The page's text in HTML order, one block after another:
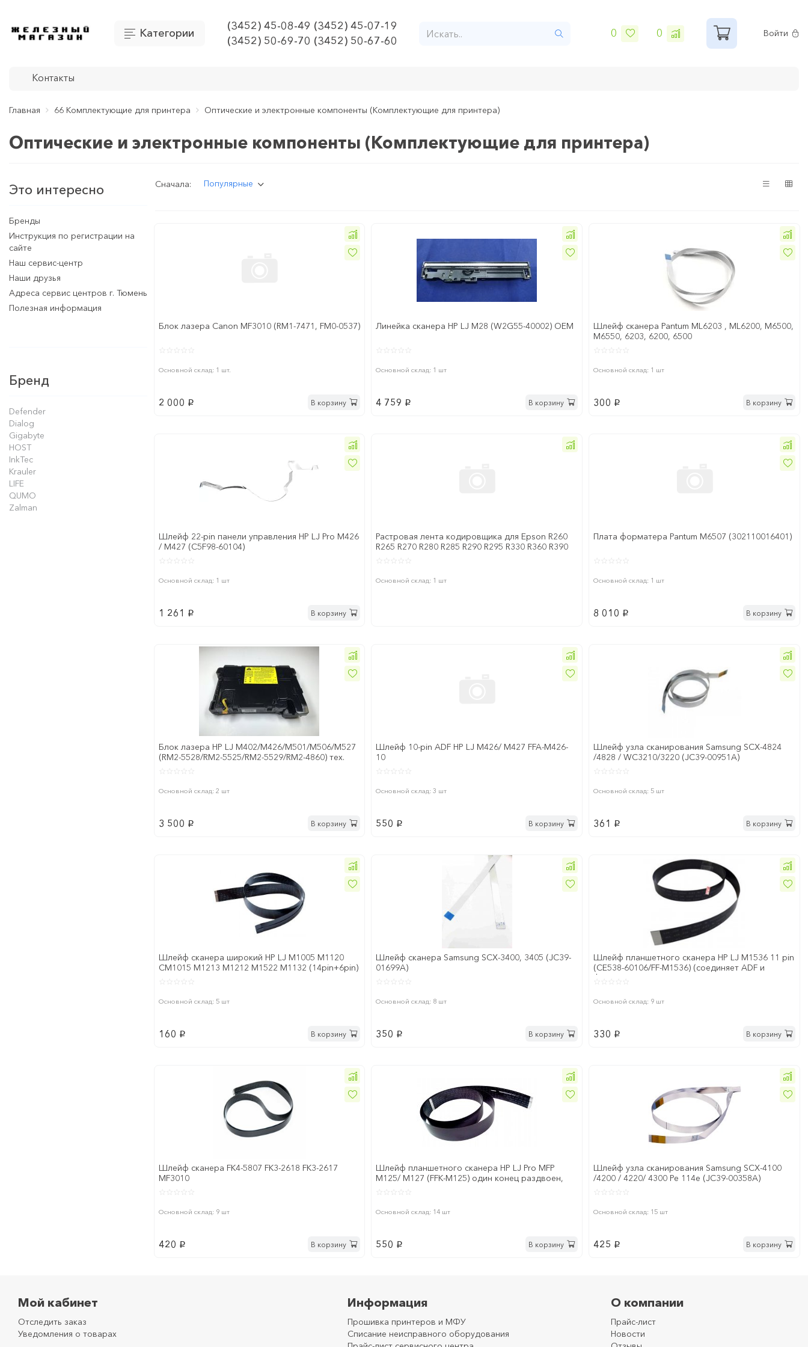
Категории
(3452) 45-08-49 (3452) 45-07-19
(3452) 50-69-70 (3452) 50-67-60
0 0 Войти
Контакты
Главная 66 Комплектующие для принтера Оптические и электронные компоненты (Комплектующие для принтера)
Оптические и электронные компоненты (Комплектующие для принтера)
Это интересно
Бренды
Инструкция по регистрации на
сайте
Наш сервис-центр
Наши друзья
Адреса сервис центров г. Тюмень
Полезная информация
Бренд
Defender
Dialog
Gigabyte
HOST
InkTec
Krauler
LIFE
QUMO
Zalman
Сначала: Популярные
Блок лазера Canon MF3010 (RM1-7471, FM0-0537)
Основной склад: 1 шт.
2 000 p В корзину
Линейка сканера HP LJ M28 (W2G55-40002) OEM
Основной склад: 1 шт
4 759 p В корзину
Шлейф сканера Pantum ML6203 , ML6200, M6500,
M6550, 6203, 6200, 6500
Основной склад: 1 шт
300 p В корзину
Шлейф 22-pin панели управления HP LJ Pro M426
/ M427 (C5F98-60104)
Основной склад: 1 шт
1 261 p В корзину
Растровая лента кодировщика для Epson R260
R265 R270 R280 R285 R290 R295 R330 R360 R390
Основной склад: 1 шт
Плата форматера Pantum M6507 (302110016401)
Основной склад: 1 шт
8 010 p В корзину
Блок лазера HP LJ M402/M426/M501/M506/M527
(RM2-5528/RM2-5525/RM2-5529/RM2-4860) тех.
Основной склад: 2 шт
3 500 p В корзину
Шлейф 10-pin ADF HP LJ M426/ M427 FFA-M426-
10
Основной склад: 3 шт
550 p В корзину
Шлейф узла сканирования Samsung SCX-4824
/4828 / WC3210/3220 (JC39-00951A)
Основной склад: 5 шт
361 p В корзину
Шлейф сканера широкий HP LJ M1005 M1120
CM1015 M1213 M1212 M1522 M1132 (14pin+6pin)
Основной склад: 5 шт
160 p В корзину
Шлейф сканера Samsung SCX-3400, 3405 (JC39-
01699A)
Основной склад: 8 шт
350 p В корзину
Шлейф планшетного сканера HP LJ M1536 11 pin
(CE538-60106/FF-M1536) (соединяет ADF и
форматер
Основной склад: 9 шт
330 p В корзину
Шлейф сканера FK4-5807 FK3-2618 FK3-2617
MF3010
Основной склад: 9 шт
420 p В корзину
Шлейф планшетного сканера HP LJ Pro MFP
M125/ M127 (FFK-M125) один конец раздвоен,
Основной склад: 14 шт
550 p В корзину
Шлейф узла сканирования Samsung SCX-4100
/4200 / 4220/ 4300 Pe 114e (JC39-00358A)
Основной склад: 15 шт
425 p В корзину
Мой кабинет
Отследить заказ
Уведомления о товарах
Информация
Прошивка принтеров и МФУ
Списание неисправного оборудования
О компании
Прайс-лист
Новости